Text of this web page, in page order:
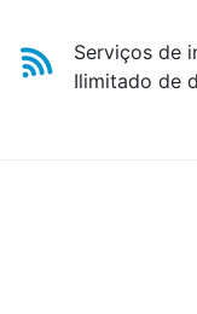
Serviços de
Ilimitado de